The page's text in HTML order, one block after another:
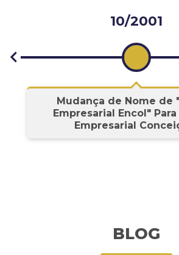
10/2001
Mudança de Nome de
Empresarial Encol"
Empresarial
BLOG